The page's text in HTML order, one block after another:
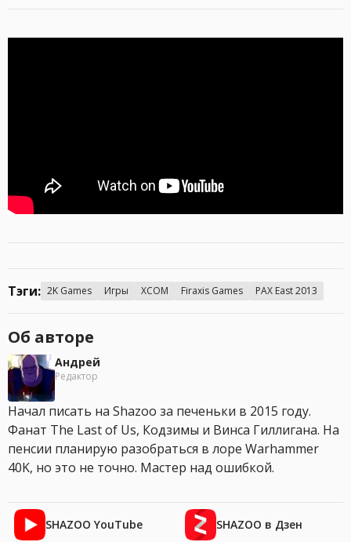
Тэги: 2K Games Игры XCOM Firaxis Games PAX East 2013
Об авторе
Андрей
Редактор
Начал писать на Shazoo за печеньки в 2015 году.
Фанат The Last of Us, Кодзимы и Винса Гиллигана. На
пенсии планирую разобраться в лоре Warhammer
40K, но это не точно. Мастер над ошибкой.
SHAZOO YouTube SHAZOO в Дзен